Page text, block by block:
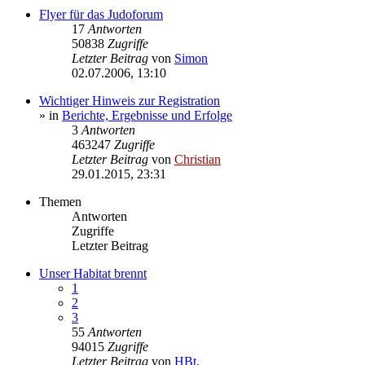
Flyer für das Judoforum
17 Antworten
50838 Zugriffe
Letzter Beitrag von Simon
02.07.2006, 13:10
Wichtiger Hinweis zur Registration
» in Berichte, Ergebnisse und Erfolge
3 Antworten
463247 Zugriffe
Letzter Beitrag von Christian
29.01.2015, 23:31
Themen
Antworten
Zugriffe
Letzter Beitrag
Unser Habitat brennt
1
2
3
55 Antworten
94015 Zugriffe
Letzter Beitrag von HBt.